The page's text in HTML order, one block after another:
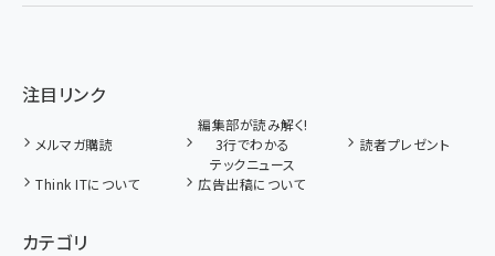
注目リンク
メルマガ購読
編集部が読み解く!
3行でわかる
テックニュース
読者プレゼント
Think ITについて 広告出稿について
カテゴリ